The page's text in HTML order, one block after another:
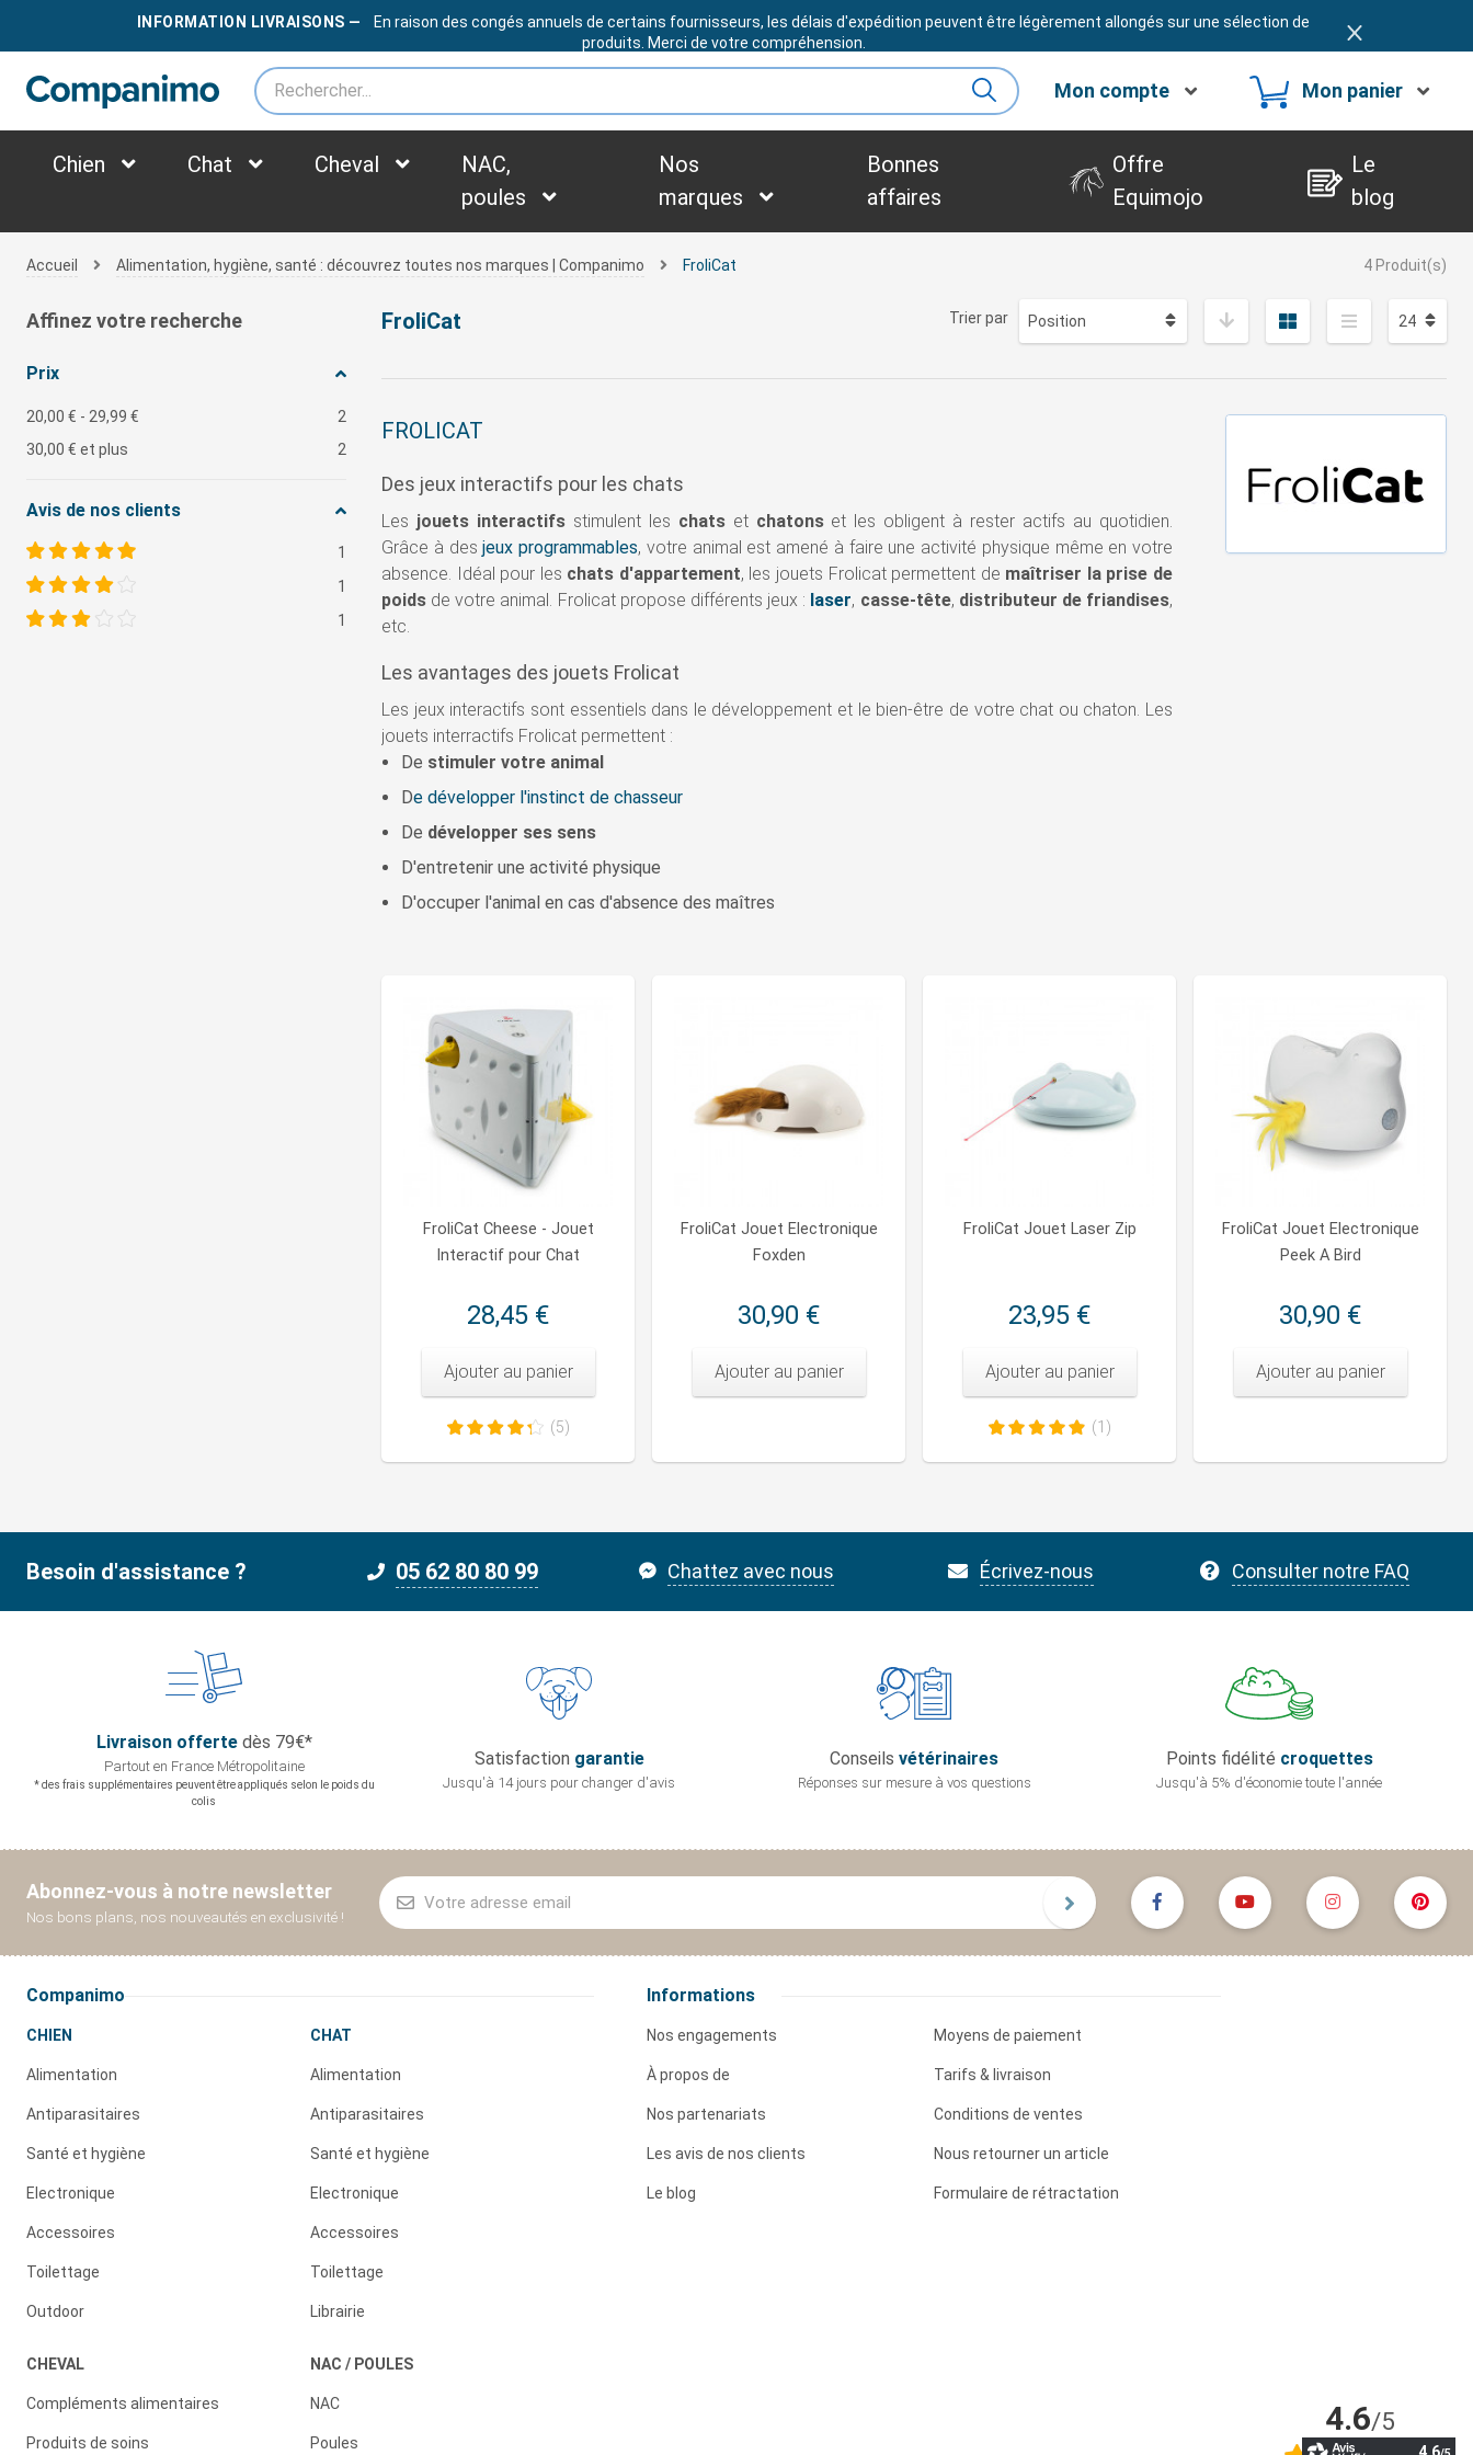
LIVRAISON OFFERTEDÈS79€ BESOIN D'ASSISTANCE ?
INFORMATION LIVRAISONS —
En raison des congés annuels de certains fournisseurs, les délais d'expédition peuvent être légèrement allongés sur une sélection de
produits. Merci de votre compréhension.
Mon compte Mon panier
Chien Chat Cheval
NAC,
poules
Nos
marques
Bonnes
affaires
Offre
Equimojo
Le
blog
Accueil Alimentation, hygiène, santé : découvrez toutes nos marques | Companimo FroliCat 4 Produit(s)
Affinez votre recherche
Prix
20,00 € - 29,99 €
2
30,00 € et plus 2
Avis de nos clients
1
1
1
Trier par
FroliCat
FROLICAT
Des jeux interactifs pour les chats
Les jouets interactifsstimulent les chatset chatonset les obligent à rester actifs au quotidien.
Grâce à desjeux programmables, votre animal est amené à faire une activité physique même en votre
absence. Idéal pour les chats d'appartement, les jouets Frolicat permettent de maîtriser la prise de
poids de votre animal. Frolicat propose différents jeux : laser, casse-tête, distributeur de friandises,
etc.
Les avantages des jouets Frolicat
Les jeux interactifs sont essentiels dans le développement et le bien-être de votre chat ou chaton. Les
jouets interractifs Frolicat permettent :
De stimuler votre animal
De développer l'instinct de chasseur
De développer ses sens
D'entretenir une activité physique
D'occuper l'animal en cas d'absence des maîtres
FroliCat Cheese - Jouet
Interactif pour Chat
28,45 €
Ajouter au panier
(5)
FroliCat Jouet Electronique
Foxden
30,90 €
Ajouter au panier
FroliCat Jouet Laser Zip
23,95 €
Ajouter au panier
(1)
FroliCat Jouet Electronique
Peek A Bird
30,90 €
Ajouter au panier
Besoin d'assistance ? 05 62 80 80 99 Chattez avec nous Écrivez-nous Consulter notre FAQ
Livraison offertedès 79€*
Partout en France Métropolitaine
* des frais supplémentaires peuvent être appliqués selon le poids du
colis
Satisfaction garantie
Jusqu'à 14 jours pour changer d'avis
Conseils vétérinaires
Réponses sur mesure à vos questions
Points fidélité croquettes
Jusqu'à 5% d'économie toute l'année
Abonnez-vous à notre newsletter
Nos bons plans, nos nouveautés en exclusivité !
Companimo
CHIEN
Alimentation
Antiparasitaires
Santé et hygiène
Electronique
Accessoires
Toilettage
Outdoor
CHEVAL
Compléments alimentaires
Produits de soins
CHAT
Alimentation
Antiparasitaires
Santé et hygiène
Electronique
Accessoires
Toilettage
Librairie
NAC / POULES
NAC
Poules
Informations
Nos engagements
À propos de
Nos partenariats
Les avis de nos clients
Le blog
Moyens de paiement
Tarifs & livraison
Conditions de ventes
Nous retourner un article
Formulaire de rétractation
4.6/5